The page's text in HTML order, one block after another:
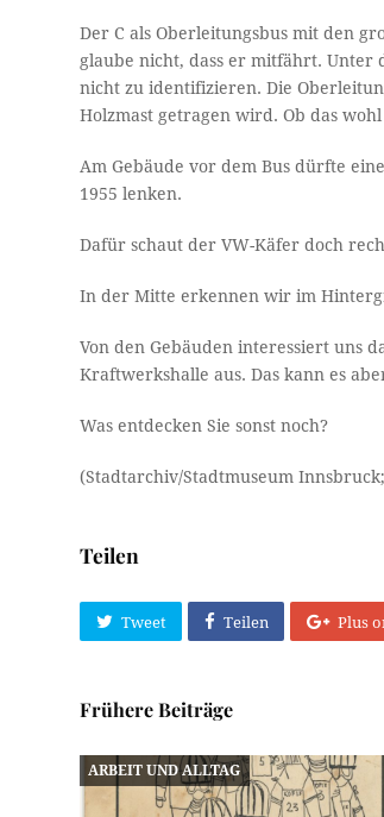
Der C als Oberleitungsbus mit den
glaube nicht, dass er mitfährt. Unter
nicht zu identifizieren. Die
Holzmast getragen wird. Ob das
Am Gebäude vor dem Bus dürfte
1955 lenken.
Dafür schaut der VW-Käfer doch
In der Mitte erkennen wir im
Von den Gebäuden interessiert uns
Kraftwerkshalle aus. Das kann es
Was entdecken Sie sonst noch?
(Stadtarchiv/Stadtmuseum
Teilen
Tweet Teilen Plus
Frühere Beiträge
ARBEIT UND ALLTAG